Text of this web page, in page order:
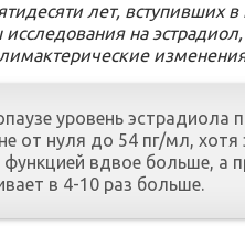
лет, вступивших
исследования на
уровень эстрадиола
от нуля до 54 пг/мл,
вдвое больше, а
в 4-10 раз больше.